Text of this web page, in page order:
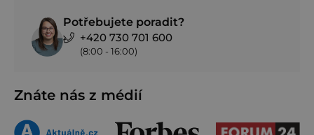
Potřebujete poradit?
+420 730 701 600
(8:00 - 16:00)
Znáte nás z médií